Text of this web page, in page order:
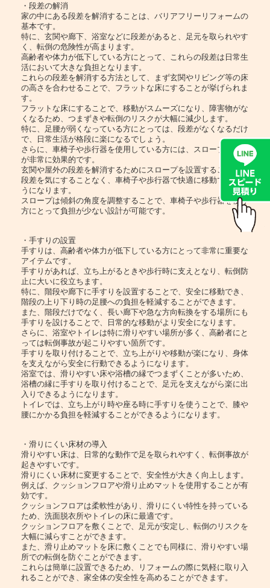
・段差の解消
家の中にある段差を解消することは、バリアフリーリフォームの
基本です。
特に、玄関や廊下、浴室などに段差があると、足元を取られやす
く、転倒の危険性が高まります。
高齢者や体力が低下している方にとって、これらの段差は日常生
活において大きな負担となります。
これらの段差を解消する方法として、まず玄関やリビング等の床
の高さを合わせることで、フラットな床にすることが挙げられま
す。
フラットな床にすることで、移動がスムーズになり、障害物がな
くなるため、つまずきや転倒のリスクが大幅に減少します。
特に、足腰が弱くなっている方にとっては、段差がなくなるだけ
で、日常生活が格段に楽になるでしょう。
さらに、車椅子や歩行器を使用している方には、スロープの設置
が非常に効果的です。
玄関や屋外の段差を解消するためにスロープを設置することで、
段差を気にすることなく、車椅子や歩行器で快適に移動できるよ
うになります。
スロープは傾斜の角度を調整することで、車椅子や歩行器を使う
方にとって負担が少ない設計が可能です。
・手すりの設置
手すりは、高齢者や体力が低下している方にとって非常に重要な
アイテムです。
手すりがあれば、立ち上がるときや歩行時に支えとなり、転倒防
止に大いに役立ちます。
特に、階段や廊下に手すりを設置することで、安全に移動でき、
階段の上り下り時の足腰への負担を軽減することができます。
また、階段だけでなく、長い廊下や急な方向転換をする場所にも
手すりを設けることで、日常的な移動がより安全になります。
さらに、浴室やトイレは特に滑りやすい場所が多く、高齢者にと
っては転倒事故が起こりやすい箇所です。
手すりを取り付けることで、立ち上がりや移動が楽になり、身体
を支えながら安全に行動できるようになります。
浴室では、滑りやすい床や浴槽の縁でつまずくことが多いため、
浴槽の縁に手すりを取り付けることで、足元を支えながら楽に出
入りできるようになります。
トイレでは、立ち上がり時や座る時に手すりを使うことで、膝や
腰にかかる負担を軽減することができるようになります。
・滑りにくい床材の導入
滑りやすい床は、日常的な動作で足を取られやすく、転倒事故が
起きやすいです。
滑りにくい床材に変更することで、安全性が大きく向上します。
例えば、クッションフロアや滑り止めマットを使用することが有
効です。
クッションフロアは柔軟性があり、滑りにくい特性を持っている
ため、洗面脱衣所やトイレの床に最適です。
クッションフロアを敷くことで、足元が安定し、転倒のリスクを
大幅に減らすことができます。
また、滑り止めマットを床に敷くことでも同様に、滑りやすい場
所での転倒を防ぐことができます。
これらは簡単に設置できるため、リフォームの際に気軽に取り入
れることができ、家全体の安全性を高めることができます。